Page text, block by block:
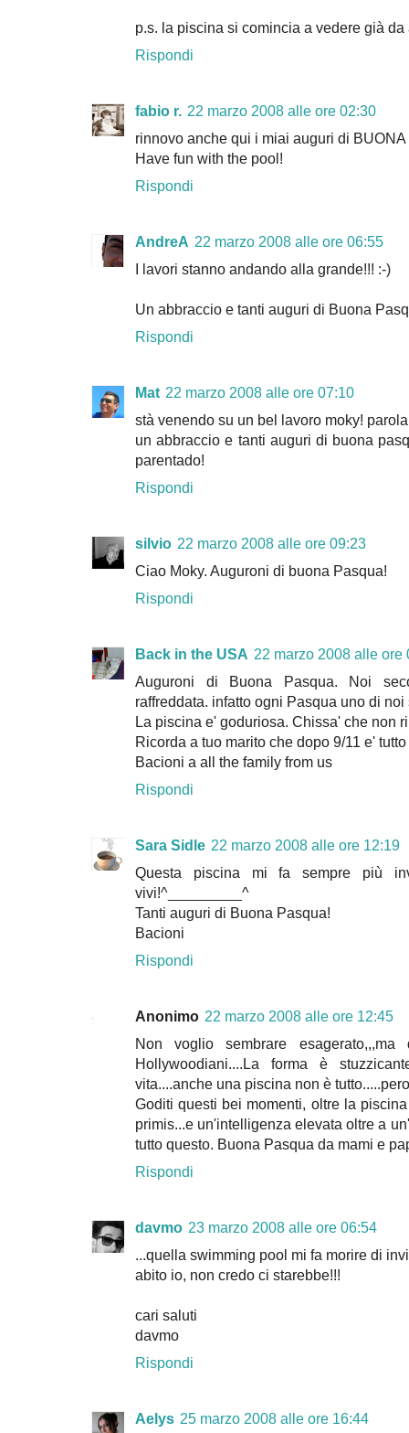
p.s. la piscina si comincia a vedere già
Rispondi
fabio r. 22 marzo 2008 alle ore 02:30
rinnovo anche qui i miai auguri di BUONA
Have fun with the pool!
Rispondi
AndreA 22 marzo 2008 alle ore 06:55
I lavori stanno andando alla grande!!! :-)
Un abbraccio e tanti auguri di Buona
Rispondi
Mat 22 marzo 2008 alle ore 07:10
stà venendo su un bel lavoro moky!
un abbraccio e tanti auguri di buona
parentado!
Rispondi
silvio 22 marzo 2008 alle ore 09:23
Ciao Moky. Auguroni di buona Pasqua!
Rispondi
Back in the USA 22 marzo 2008 alle ore
Auguroni di Buona Pasqua. Noi
raffreddata. infatto ogni Pasqua uno di noi
La piscina e' goduriosa. Chissa' che non
Ricorda a tuo marito che dopo 9/11 e'
Bacioni a all the family from us
Rispondi
Sara Sidle 22 marzo 2008 alle ore 12:19
Questa piscina mi fa sempre più
vivi!^_________^
Tanti auguri di Buona Pasqua!
Bacioni
Rispondi
Anonimo 22 marzo 2008 alle ore 12:45
Non voglio sembrare
Hollywoodiani....La forma è
vita....anche una piscina non è
Goditi questi bei momenti, oltre la
primis...e un'intelligenza elevata oltre a
tutto questo. Buona Pasqua da mami e
Rispondi
davmo 23 marzo 2008 alle ore 06:54
...quella swimming pool mi fa morire di
abito io, non credo ci starebbe!!!
cari saluti
davmo
Rispondi
Aelys 25 marzo 2008 alle ore 16:44